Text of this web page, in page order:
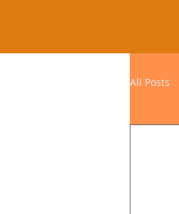
All Posts